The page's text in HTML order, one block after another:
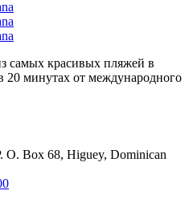
самых красивых пляжей в
20 минутах от международного
O. Box 68, Higuey, Dominican